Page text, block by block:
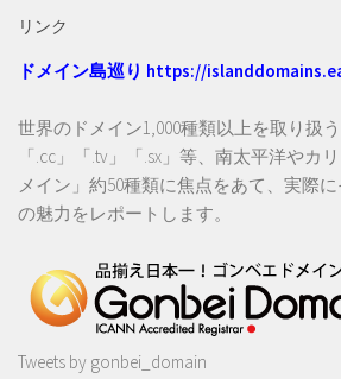
リンク
ドメイン島巡り https://
世界のドメイン1,000種類以上を取り扱
「.cc」「.tv」「.sx」等、南太平洋やカ
メイン」約50種類に焦点をあて、実際
の魅力をレポートします。
Tweets by gonbei_domain